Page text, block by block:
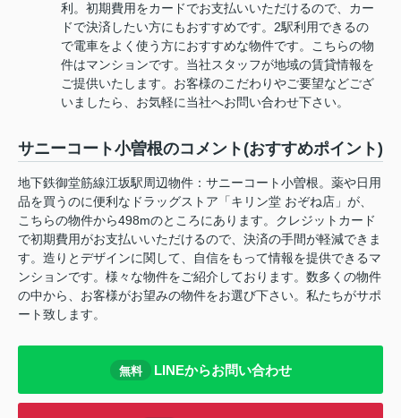
利。初期費用をカードでお支払いいただけるので、カー
ドで決済したい方にもおすすめです。2駅利用できるの
で電車をよく使う方におすすめな物件です。こちらの物
件はマンションです。当社スタッフが地域の賃貸情報を
ご提供いたします。お客様のこだわりやご要望などござ
いましたら、お気軽に当社へお問い合わせ下さい。
サニーコート小曽根のコメント(おすすめポイント)
地下鉄御堂筋線江坂駅周辺物件：サニーコート小曽根。薬や日用
品を買うのに便利なドラッグストア「キリン堂 おぞね店」が、
こちらの物件から498mのところにあります。クレジットカード
で初期費用がお支払いいただけるので、決済の手間が軽減できま
す。造りとデザインに関して、自信をもって情報を提供できるマ
ンションです。様々な物件をご紹介しております。数多くの物件
の中から、お客様がお望みの物件をお選び下さい。私たちがサポ
ート致します。
無料 LINEからお問い合わせ